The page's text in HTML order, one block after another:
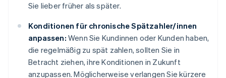
Sie lieber früher als später.
Konditionen für chronische Spätzahler/innen
anpassen: Wenn Sie Kundinnen oder Kunden haben,
die regelmäßig zu spät zahlen, sollten Sie in
Betracht ziehen, ihre Konditionen in Zukunft
anzupassen. Möglicherweise verlangen Sie kürzere